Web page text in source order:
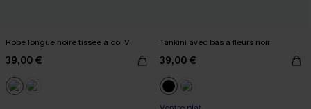
Robe longue noire tissée à col V
39,00 €
Tankini avec bas à fleurs noir
39,00 €